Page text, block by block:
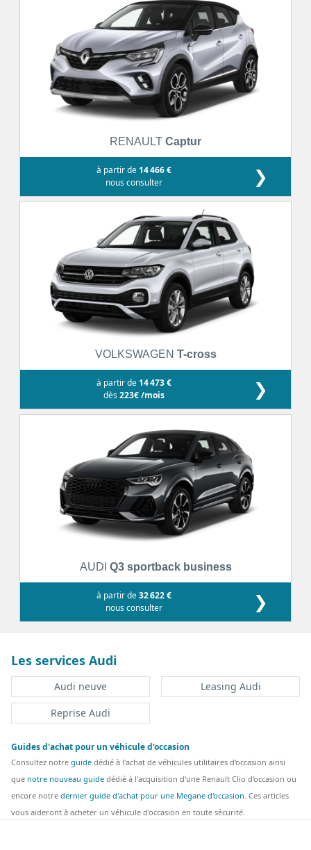
RENAULT Captur
à partir de 14 466 €
nous consulter
❯
VOLKSWAGEN T-cross
à partir de 14 473 €
dès223€ /mois ❯
AUDI Q3 sportback business
à partir de32 622 €
nous consulter
❯
Les services Audi
Audi neuve
Leasing Audi
Reprise Audi
Guides d'achat pour un véhicule d'occasion
Consultez notre guide dédié à l'achat de véhicules utilitaires d'occasion ainsi
que notre nouveau guide dédié à l'acquisition d'une Renault Clio d'occasion ou
encore notre dernier guide d'achat pour une Megane d'occasion. Ces articles
vous aideront à acheter un véhicule d'occasion en toute sécurité.